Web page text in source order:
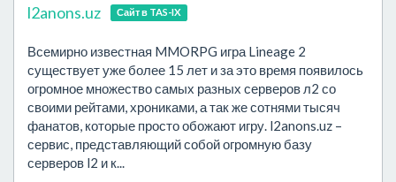
l2anons.uz Сайт в TAS-IX
Всемирно известная MMORPG игра Lineage 2
существует уже более 15 лет и за это время появилось
огромное множество самых разных серверов л2 со
своими рейтами, хрониками, а так же сотнями тысяч
фанатов, которые просто обожают игру. l2anons.uz –
сервис, представляющий собой огромную базу
серверов l2 и к...